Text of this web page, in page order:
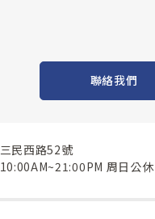
聯絡我們
民西路52號
周日公休